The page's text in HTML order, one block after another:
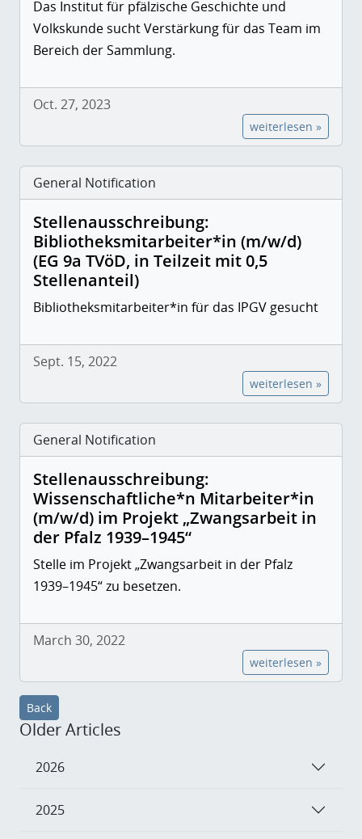
Das Institut für pfälzische Geschichte und
Volkskunde sucht Verstärkung für das Team im
Bereich der Sammlung.
Oct. 27, 2023
weiterlesen »
General Notification
Stellenausschreibung:
Bibliotheksmitarbeiter*in (m/w/d)
(EG 9a TVöD, in Teilzeit mit 0,5
Stellenanteil)
Bibliotheksmitarbeiter*in für das IPGV gesucht
Sept. 15, 2022
weiterlesen »
General Notification
Stellenausschreibung:
Wissenschaftliche*n Mitarbeiter*in
(m/w/d) im Projekt „Zwangsarbeit in
der Pfalz 1939–1945“
Stelle im Projekt „Zwangsarbeit in der Pfalz
1939–1945“ zu besetzen.
March 30, 2022
weiterlesen »
Back
Older Articles
2026
2025